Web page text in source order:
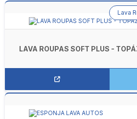
LAVA ROUPAS SOFT PLUS -
Lava